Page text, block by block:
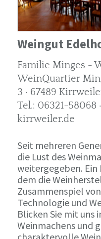
Weingut
Familie Minges -
WeinQuartier
3 · 67489
Tel.: 06321-58068
kirrweiler.de
Seit mehreren
die Lust des
weitergegeben. Ein
dem die
Zusammenspiel
Technologie und
Blicken Sie mit uns
Weinmachens und